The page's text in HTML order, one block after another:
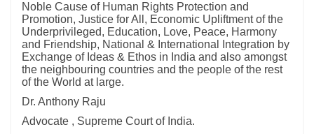
Noble Cause of Human Rights Protection and
Promotion, Justice for All, Economic Upliftment of the
Underprivileged, Education, Love, Peace, Harmony
and Friendship, National & International Integration by
Exchange of Ideas & Ethos in India and also amongst
the neighbouring countries and the people of the rest
of the World at large.
Dr. Anthony Raju
Advocate , Supreme Court of India.